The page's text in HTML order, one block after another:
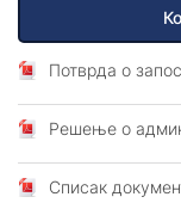
Самоуслужна
Изводи по
ТАРИФА
Потврда о
Решење о
Списак